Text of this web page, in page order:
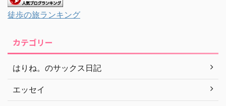
徒歩の旅ランキング
カテゴリー
はりね。のサックス日記
エッセイ